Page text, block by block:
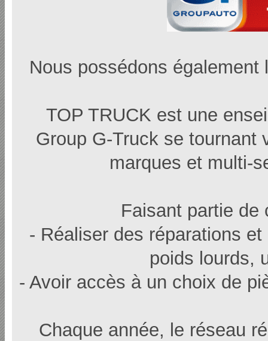
Nous possédons également
TOP TRUCK est une
Group G-Truck se tournant
marques et multi-
Faisant partie de
- Réaliser des réparations
poids lourds,
- Avoir accès à un choix de
Chaque année, le réseau